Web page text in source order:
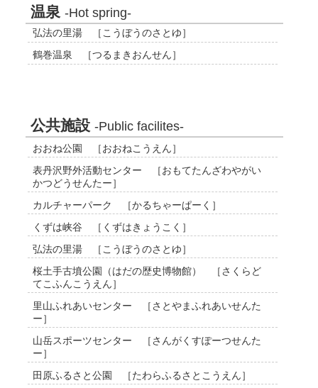
温泉-Hot spring-
弘法の里湯 ［こうぼうのさとゆ］
鶴巻温泉 ［つるまきおんせん］
公共施設-Public facilites-
おおね公園 ［おおねこうえん］
表丹沢野外活動センター ［おもてたんざわやがい
かつどうせんたー］
カルチャーパーク ［かるちゃーぱーく］
くずは峡谷 ［くずはきょうこく］
弘法の里湯 ［こうぼうのさとゆ］
桜土手古墳公園（はだの歴史博物館） ［さくらど
てこふんこうえん］
里山ふれあいセンター ［さとやまふれあいせんた
ー］
山岳スポーツセンター ［さんがくすぽーつせんた
ー］
田原ふるさと公園 ［たわらふるさとこうえん］